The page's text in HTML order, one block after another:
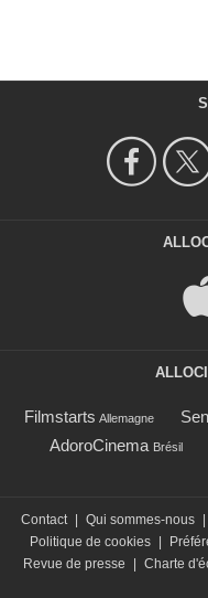
Filmstarts Allemagne
AdoroCinema Brésil
Contact | Qui sommes-nous |
Politique de cookies |
Revue de presse
| Charte